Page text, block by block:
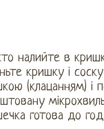
налийте в
кришку і
(клацанням) і
готова до